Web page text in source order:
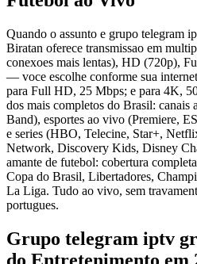
Quando o assunto e grupo telegram
Biratan oferece transmissao em
conexoes mais lentas), HD (720p),
— voce escolhe conforme sua
para Full HD, 25 Mbps; e para 4K,
dos mais completos do Brasil: canais
Band), esportes ao vivo (Premiere,
e series (HBO, Telecine, Star+,
Network, Discovery Kids, Disney
amante de futebol: cobertura
Copa do Brasil, Libertadores,
La Liga. Tudo ao vivo, sem
portugues.
Grupo telegram iptv